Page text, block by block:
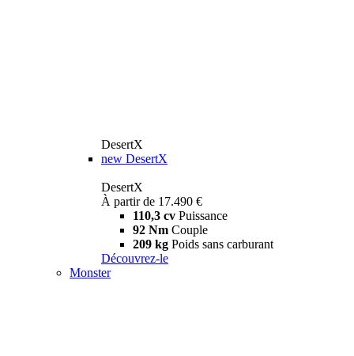
DesertX
new DesertX
DesertX
À partir de 17.490 €
110,3 cv Puissance
92 Nm Couple
209 kg Poids sans carburant
Découvrez-le
Monster